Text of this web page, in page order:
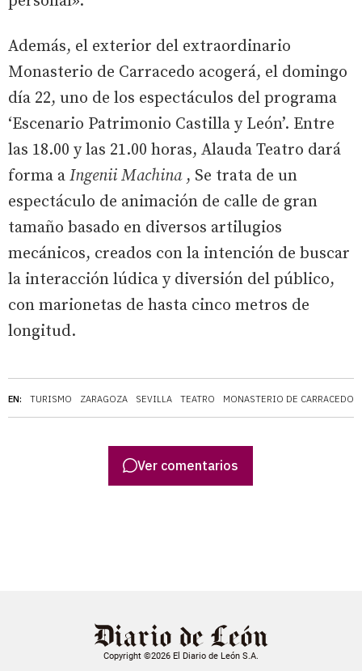
EN: TURISMO ZARAGOZA SEVILLA TEATRO MONASTERIO DE CARRACEDO
Además, el exterior del extraordinario
Monasterio de Carracedo acogerá, el domingo
día 22, uno de los espectáculos del programa
‘Escenario Patrimonio Castilla y León’. Entre
las 18.00 y las 21.00 horas, Alauda Teatro dará
forma a Ingenii Machina, Se trata de un
espectáculo de animación de calle de gran
tamaño basado en diversos artilugios
mecánicos, creados con la intención de buscar
la interacción lúdica y diversión del público,
con marionetas de hasta cinco metros de
longitud.
Ver comentarios
Copyright ©2026 El Diario de León S.A.